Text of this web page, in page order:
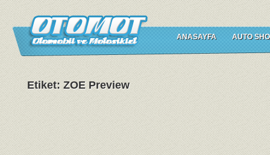
ANASAYFA AUTO
Etiket: ZOE Preview